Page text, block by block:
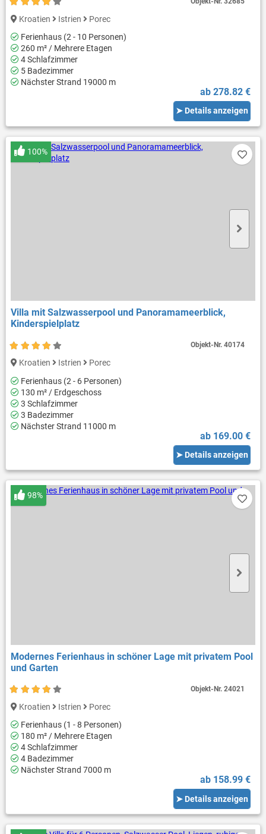
Kroatien Istrien
Porec
Ferienhaus (2 - 10 Personen)
260 m² / Mehrere Etagen
4 Schlafzimmer
5 Badezimmer
Nächster Strand 19000 m
ab 278.82 €
➤ Details anzeigen
Villa mit Salzwasserpool und Panoramameerblick,
Kinderspielplatz
100%
Kroatien Istrien
Porec
Ferienhaus (2 - 6 Personen)
130 m² / Erdgeschoss
3 Schlafzimmer
3 Badezimmer
Nächster Strand 11000 m
ab 169.00 €
➤ Details anzeigen
Objekt-Nr.40174
Modernes Ferienhaus in schöner Lage mit privatem Pool
und Garten
98%
Kroatien Istrien
Porec
Ferienhaus (1 - 8 Personen)
180 m² / Mehrere Etagen
4 Schlafzimmer
4 Badezimmer
Nächster Strand 7000 m
ab 158.99 €
➤ Details anzeigen
Objekt-Nr.24021